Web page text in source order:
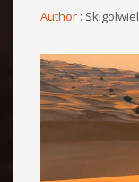
Author : Skigolwiel